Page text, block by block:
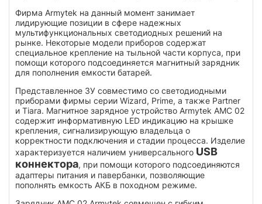
Фирма Armytek на данный момент занимает
лидирующие позиции в сфере надежных
мультифункциональных светодиодных решений на
рынке. Некоторые модели приборов содержат
специальное крепление на тыльной части корпуса, при
помощи которого подсоединяется магнитный зарядник
для пополнения емкости батарей.
Представленное ЗУ совместимо со светодиодными
приборами фирмы серии Wizard, Prime, а также Partner
и Tiara. Магнитное зарядное устройство Armytek AMC 02
содержит информативную LED индикацию на крышке
крепления, сигнализирующую владельца о
корректности подключения и стадии процесса. Изделие
характеризуется наличием универсального USB
коннектора, при помощи которого подсоединяются
адаптеры питания и павербанки, позволяющие
пополнять емкость АКБ в походном режиме.